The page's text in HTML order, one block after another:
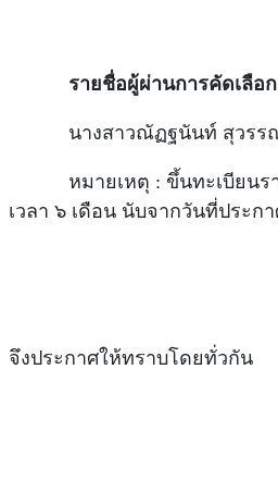
รายชื่อผู้ผ่านการคัดเลือ
นางสาวณัฏฐนันท์ สุวรร
หมายเหตุ : ขึ้นทะเบียนรา
เวลา ๖ เดือน นับจากวันที่ประก
จึงประกาศให้ทราบโดยทั่วกัน